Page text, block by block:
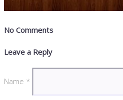
No Comments
Leave a Reply
Name *